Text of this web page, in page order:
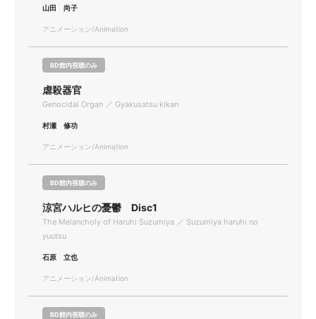
山田 尚子
アニメーション/Animation
BD館内視聴のみ
虐殺器官
Genocidal Organ ／ Gyakusatsu kikan
村瀬 修功
アニメーション/Animation
BD館内視聴のみ
涼宮ハルヒの憂鬱 Disc1
The Melancholy of Haruhi Suzumiya ／ Suzumiya haruhi no
yuutsu
石原 立也
アニメーション/Animation
BD館内視聴のみ